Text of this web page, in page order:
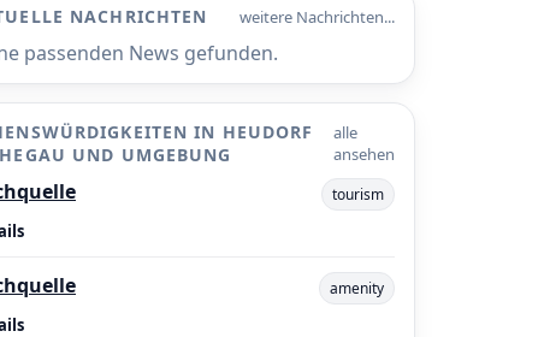
NACHRICHTEN weitere Nachrichten...
passenden News gefunden.
IN HEUDORF
UND UMGEBUNG
alle
ansehen
tourism
amenity